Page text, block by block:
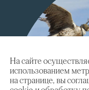
На сайте
использованием
на странице, вы